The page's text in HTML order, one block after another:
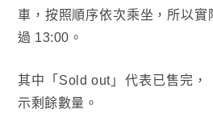
車，按照順序依次乘坐，所以實
過 13:00。
其中「Sold out」代表已售完，
示剩餘數量。